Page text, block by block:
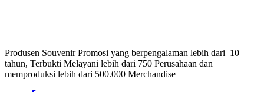
Produsen Souvenir Promosi yang berpengalaman lebih dari 10
tahun, Terbukti Melayani lebih dari 750 Perusahaan dan
memproduksi lebih dari 500.000 Merchandise